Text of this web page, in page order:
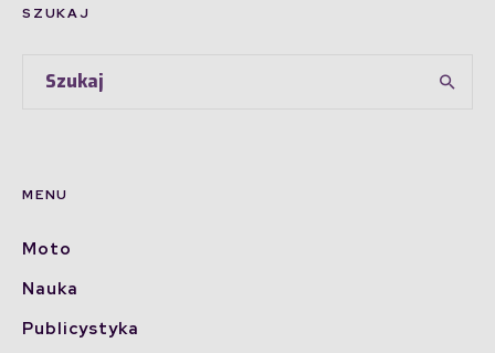
SZUKAJ
MENU
Moto
Nauka
Publicystyka